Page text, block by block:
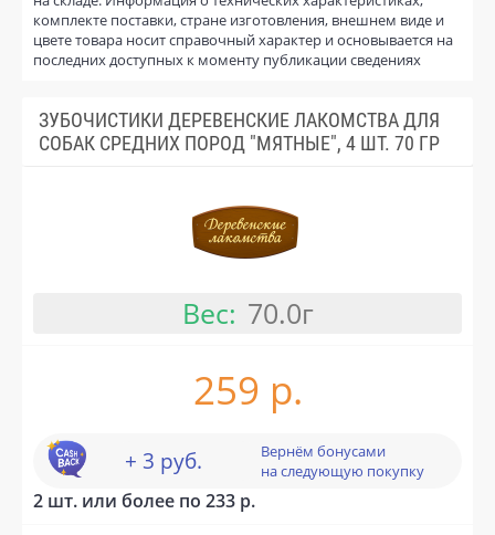
комплекте поставки, стране изготовления, внешнем виде и
цвете товара носит справочный характер и основывается на
последних доступных к моменту публикации сведениях
ЗУБОЧИСТИКИ ДЕРЕВЕНСКИЕ ЛАКОМСТВА ДЛЯ
СОБАК СРЕДНИХ ПОРОД "МЯТНЫЕ", 4 ШТ. 70 ГР
Вес: 70.0г
259 р.
+ 3 руб.
Вернём бонусами
на следующую покупку
2 шт. или более по 233 р.